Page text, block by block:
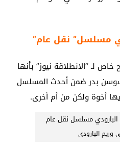
مسلسل” نقل عام”
لـ “الانطلاقة نيوز” بأنها
بدر ضمن أحدث المسلسل
أخوة ولكن من أم أخرى.
البارودى